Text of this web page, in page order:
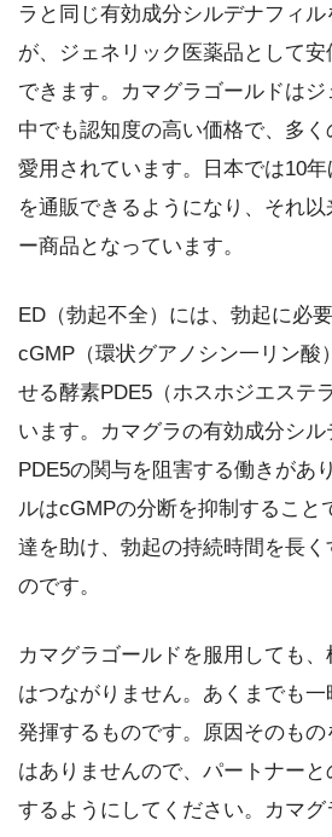
ラと同じ有効成分シルデナフィ
が、ジェネリック医薬品として
できます。カマグラゴールドは
中でも認知度の高い価格で、多
愛用されています。日本では10
を通販できるようになり、それ
ー商品となっています。
ED（勃起不全）には、勃起に必
cGMP（環状グアノシン一リン酸
せる酵素PDE5（ホスホジエステ
います。カマグラの有効成分シル
PDE5の関与を阻害する働きがあ
ルはcGMPの分断を抑制すること
達を助け、勃起の持続時間を長
のです。
カマグラゴールドを服用しても
はつながりません。あくまでも
発揮するものです。原因そのも
はありませんので、パートナー
するようにしてください。カマ